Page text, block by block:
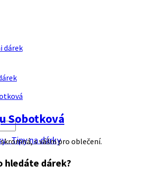
Tipy na dárky
hledáte dárek?
Sobotková
s vášni pro oblečení.